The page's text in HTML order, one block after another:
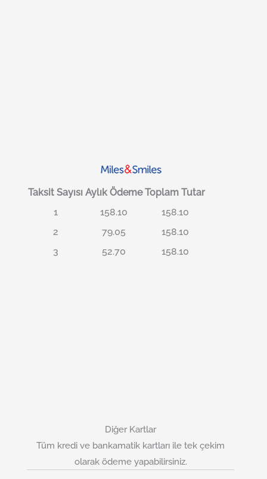
Taksit Sayısı Aylık Ödeme Toplam Tutar
1
158.10
158.10
2
79.05
158.10
3
52.70 158.10
Diğer Kartlar
Tüm kredi ve bankamatik kartları ile tek çekim
olarak ödeme yapabilirsiniz.